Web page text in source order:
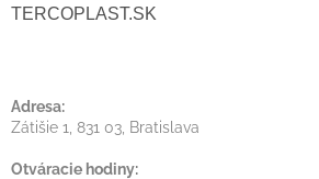
TERCOPLAST.SK
Adresa:
Zátišie 1, 831 03, Bratislava
Otváracie hodiny: